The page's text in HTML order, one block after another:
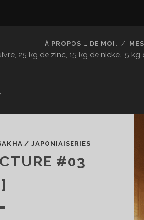
25 kg de zinc, 15 kg de nickel, 5
À PROPOS … DE MOI.
/ JAPONIAISERIES
#03